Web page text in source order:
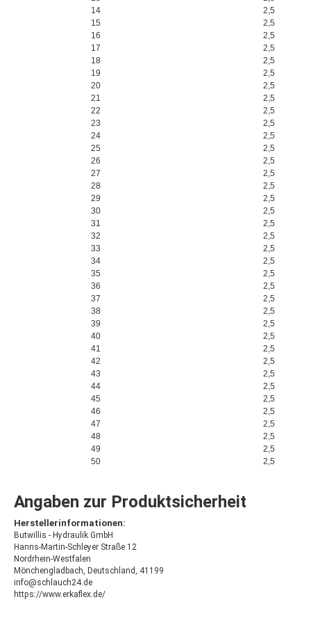
14
2,5
15
2,5
16
2,5
17
2,5
18
2,5
19
2,5
20
2,5
21
2,5
22
2,5
23
2,5
24
2,5
25
2,5
26
2,5
27
2,5
28
2,5
29
2,5
30
2,5
31
2,5
32
2,5
33
2,5
34
2,5
35
2,5
36
2,5
37
2,5
38
2,5
39
2,5
40
2,5
41
2,5
42
2,5
43
2,5
44
2,5
45
2,5
46
2,5
47
2,5
48
2,5
49
2,5
50
2,5
Angaben zur Produktsicherheit
Herstellerinformationen:
Butwillis - Hydraulik GmbH
Hanns-Martin-Schleyer Straße 12
Nordrhein-Westfalen
Mönchengladbach, Deutschland, 41199
info@schlauch24.de
https://www.erkaflex.de/